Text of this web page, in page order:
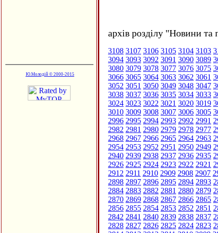
Ю.Молодій © 2000-2015
архів розділу "Новини та
3108 3107 3106 3105 3104 3103
3094 3093 3092 3091 3090 3089
3080 3079 3078 3077 3076 3075
3066 3065 3064 3063 3062 3061
3052 3051 3050 3049 3048 3047
3038 3037 3036 3035 3034 3033
3024 3023 3022 3021 3020 3019
3010 3009 3008 3007 3006 3005
2996 2995 2994 2993 2992 2991
2982 2981 2980 2979 2978 2977
2968 2967 2966 2965 2964 2963
2954 2953 2952 2951 2950 2949
2940 2939 2938 2937 2936 2935
2926 2925 2924 2923 2922 2921
2912 2911 2910 2909 2908 2907
2898 2897 2896 2895 2894 2893
2884 2883 2882 2881 2880 2879
2870 2869 2868 2867 2866 2865
2856 2855 2854 2853 2852 2851
2842 2841 2840 2839 2838 2837
2828 2827 2826 2825 2824 2823